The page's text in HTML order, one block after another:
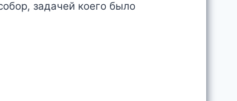
задачей коего было